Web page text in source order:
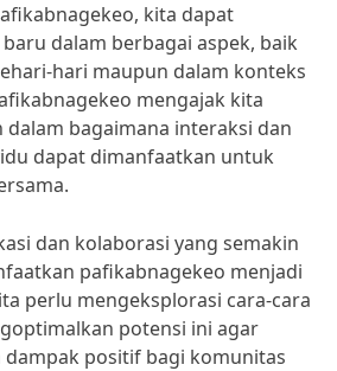
kita dapat
dalam berbagai aspek, baik
hari maupun dalam konteks
mengajak kita
bagaimana interaksi dan
dapat dimanfaatkan untuk
dan kolaborasi yang semakin
pafikabnagekeo menjadi
perlu mengeksplorasi cara-cara
potensi ini agar
positif bagi komunitas